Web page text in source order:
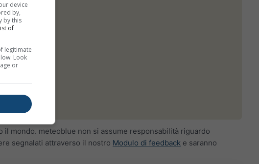
mondo. meteoblue non si assume responsabilità riguardo
segnalati attraverso il nostro Modulo di feedback e saranno
device
by,
by this
of
legitimate
Look
or